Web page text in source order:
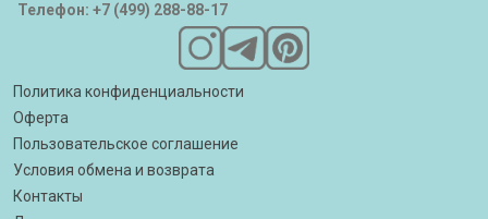
Телефон: +7 (499) 288-88-17
Политика конфиденциальности
Оферта
Пользовательское соглашение
Условия обмена и возврата
Контакты